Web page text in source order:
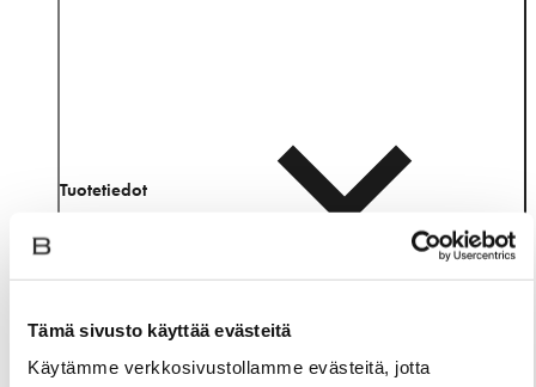
Tämä sivusto käyttää evästeitä
Käytämme verkkosivustollamme evästeitä, jotta
Tuotetiedot